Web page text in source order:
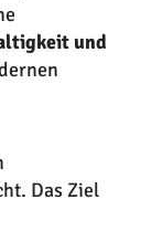
und
Das Ziel